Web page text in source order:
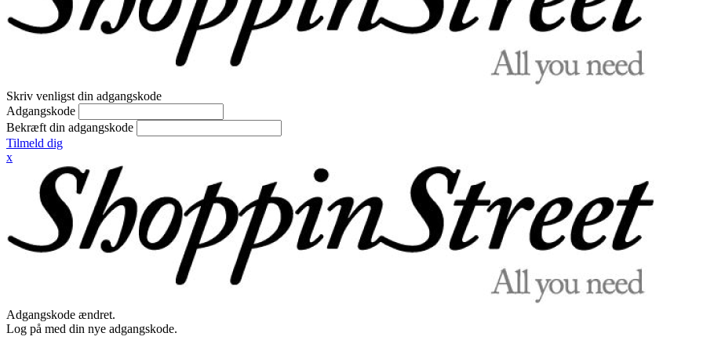
Skriv venligst din adgangskode
Adgangskode
Bekræft din adgangskode
Tilmeld dig
x
Adgangskode ændret.
Log på med din nye adgangskode.